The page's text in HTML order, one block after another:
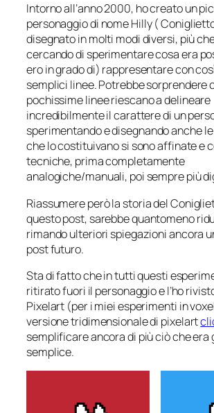
Intorno all’anno 2000, ho creato un
personaggio di nome Hilly (
disegnato in molti modi diversi, più
cercando di sperimentare cosa era
ero in grado di) rappresentare con
semplici linee. Potrebbe sorprendere
pochissime linee riescano a delineare
incredibilmente il carattere di un
sperimentando e disegnando anche
che lo costituivano si sono affinate e
tecniche, prima completamente
analogiche/manuali, poi sempre più
Riassumere però la storia del
questo post, sarebbe quantomeno
rimando ulteriori spiegazioni ancora
post futuro.
Sta di fatto che in tutti questi
ritirato fuori il personaggio e l’ho
Pixelart (per i miei esperimenti in
versione tridimensionale di pixelart
semplificare ancora di più ciò che era
semplice.